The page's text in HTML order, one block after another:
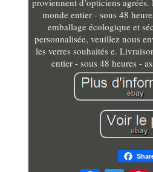
proviennent d’opticiens
monde entier - sous 48
emballage écologique et
personnalisée, veuillez nous
les verres souhaités e.
entier - sous 48 heures -